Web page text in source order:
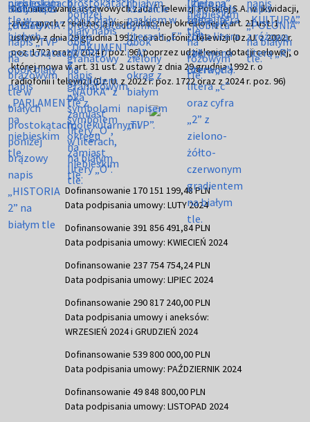
Dofinansowanie ustawowych zadań Telewizji Polskiej S.A. w likwidacji,
związanych z realizacją misji publicznej określonej w art. 21 ust. 1
ustawy z dnia 29 grudnia 1992 r. o radiofonii i telewizji (Dz. U. z 2022 r.
poz. 1722 oraz z 2024 r. poz. 96) poprzez udzielenie dotacji celowej, o
której mowa w art. 31 ust. 2 ustawy z dnia 29 grudnia 1992 r. o
radiofonii i telewizji (Dz. U. z 2022 r. poz. 1722 oraz z 2024 r. poz. 96)
Dofinansowanie 170 151 199,48 PLN
Data podpisania umowy: LUTY 2024
Dofinansowanie 391 856 491,84 PLN
Data podpisania umowy: KWIECIEŃ 2024
Dofinansowanie 237 754 754,24 PLN
Data podpisania umowy: LIPIEC 2024
Dofinansowanie 290 817 240,00 PLN
Data podpisania umowy i aneksów:
WRZESIEŃ 2024 i GRUDZIEŃ 2024
Dofinansowanie 539 800 000,00 PLN
Data podpisania umowy: PAŹDZIERNIK 2024
Dofinansowanie 49 848 800,00 PLN
Data podpisania umowy: LISTOPAD 2024